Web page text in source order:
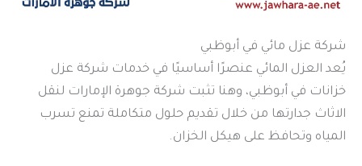
شركة عزل مائي في أبوظبي
يُعد العزل المائي عنصرًا أساسيًا في خدمات شركة عزل
خزانات في أبوظبي، وهنا تثبت شركة جوهرة الإمارات لنقل
الاثاث جدارتها من خلال تقديم حلول متكاملة تمنع تسرب
المياه وتحافظ على هيكل الخزان.